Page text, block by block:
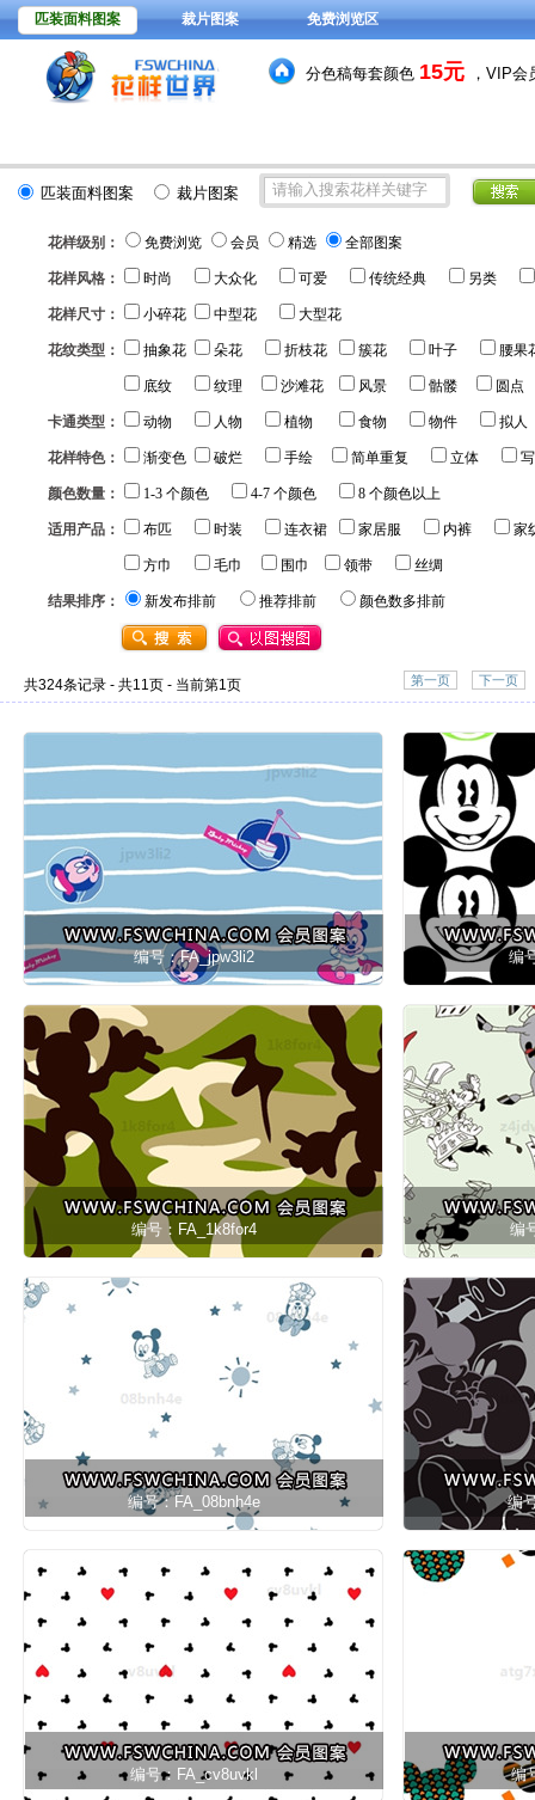
匹装面料图案 裁片图案 免费浏览区
分色稿每套颜色 15元 ，VIP
匹装面料图案 裁片图案
花样级别： 免费浏览 会员 精选 全部图案
花样风格： 时尚 大众化 可爱 传统经典 另类
花样尺寸： 小碎花 中型花 大型花
花纹类型： 抽象花 朵花 折枝花 簇花 叶子 腰果
底纹 纹理 沙滩花 风景 骷髅 圆点
卡通类型： 动物 人物 植物 食物 物件 拟人
花样特色： 渐变色 破烂 手绘 简单重复 立体
颜色数量： 1-3 个颜色 4-7 个颜色 8 个颜色以上
适用产品： 布匹 时装 连衣裙 家居服 内裤 家
方巾 毛巾 围巾 领带 丝绸
结果排序： 新发布排前 推荐排前 颜色数多排前
共324条记录 - 共11页 - 当前第1页 第一页 下一页
编号：FA_jpw3li2 编
编号：FA_1k8for4 编
编号：FA_08bnh4e 编
编号：FA_cv8uvkl 编